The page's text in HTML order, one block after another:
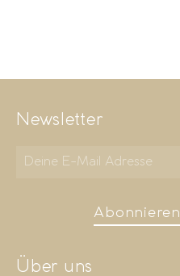
Newsletter
Abonnieren
Über uns